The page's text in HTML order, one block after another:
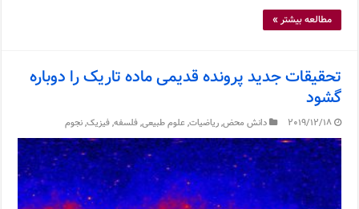
مطالعه بیشتر »
تحقیقات جدید پرونده قدیمی ماده تاریک را دوباره
گشود
2019/12/18 دانش محض,ریاضیات,علوم طبیعی,فلسفه,فیزیک,نجوم